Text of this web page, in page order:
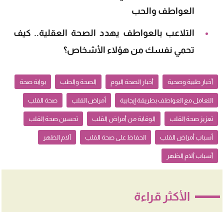
العواطف والحب
التلاعب بالعواطف يهدد الصحة العقلية.. كيف
تحمي نفسك من هؤلاء الأشخاص؟
أخبار طبية وصحية أخبار الصحة اليوم الصحة والطب بوابة صحة
التعامل مع العواطف بطريقة إيجابية أمراض القلب صحة القلب
تعزيز صحة القلب الوقاية من أمراض القلب تحسين صحة القلب
أسباب أمراض القلب الحفاظ على صحة القلب آلام الظهر
أسباب آلام الظهر
الأكثر قراءة